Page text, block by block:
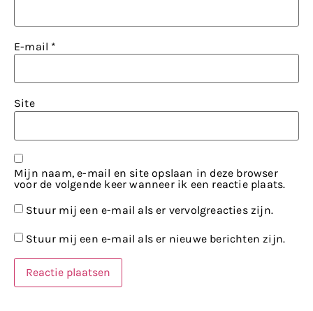
E-mail *
Site
Mijn naam, e-mail en site opslaan in deze browser
voor de volgende keer wanneer ik een reactie plaats.
Stuur mij een e-mail als er vervolgreacties zijn.
Stuur mij een e-mail als er nieuwe berichten zijn.